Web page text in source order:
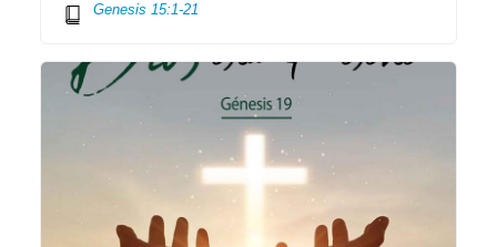
Genesis 15:1-21